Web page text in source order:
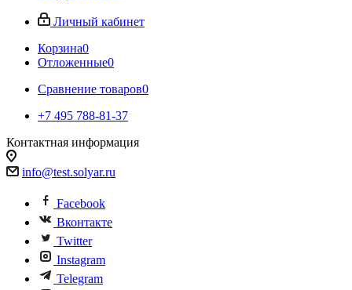
Личный кабинет
Корзина0
Отложенные0
Сравнение товаров0
+7 495 788-81-37
Контактная информация
info@test.solyar.ru
Facebook
Вконтакте
Twitter
Instagram
Telegram